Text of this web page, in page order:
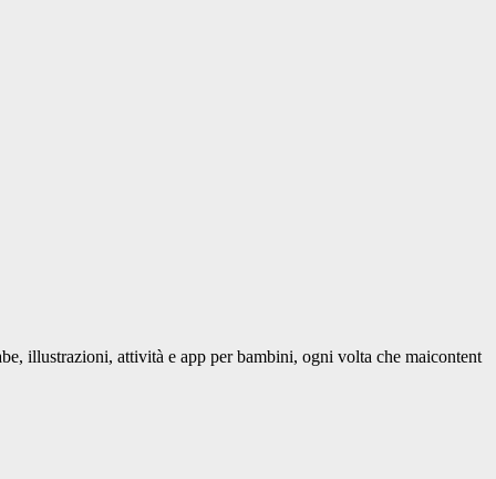
illustrazioni, attività e app per bambini, ogni volta che maicontent